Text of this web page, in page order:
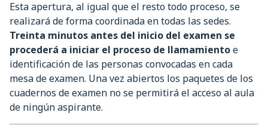
Esta apertura, al igual que el resto todo proceso, se
realizará de forma coordinada en todas las sedes.
Treinta minutos antes del inicio del examen se
procederá a iniciar el proceso de llamamientoe
identificación de las personas convocadas en cada
mesa de examen. Una vez abiertos los paquetes de los
cuadernos de examen no se permitirá el acceso al aula
de ningún aspirante.